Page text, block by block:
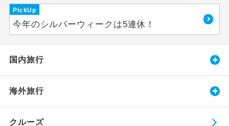
PickUp
今年のシルバーウィークは5連休！
国内旅行
海外旅行
クルーズ